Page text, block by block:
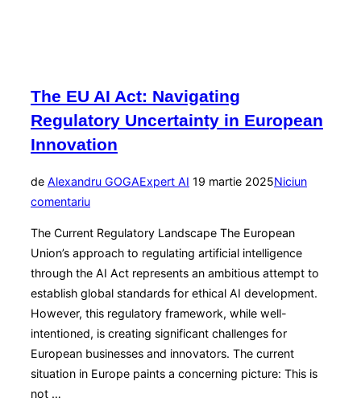
The EU AI Act: Navigating
Regulatory Uncertainty in European
Innovation
de Alexandru GOGAExpert AI Publicat
19 martie 2025Niciun
comentariu
The Current Regulatory Landscape The European
Union’s approach to regulating artificial intelligence
through the AI Act represents an ambitious attempt to
establish global standards for ethical AI development.
However, this regulatory framework, while well-
intentioned, is creating significant challenges for
European businesses and innovators. The current
situation in Europe paints a concerning picture: This is
not …